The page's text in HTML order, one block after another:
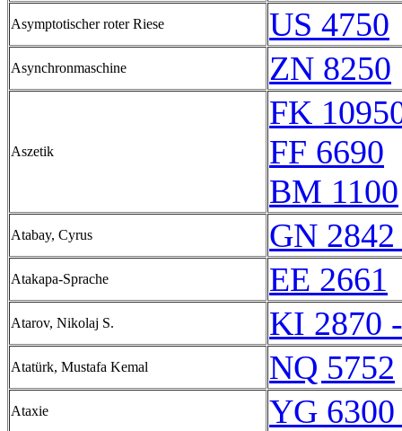
Asymptotischer roter Riese US 4750
Asynchronmaschine ZN 8250
Aszetik
FK
FF 6690
BM 1100
Atabay, Cyrus GN
Atakapa-Sprache EE 2661
Atarov, Nikolaj S. KI 2870
Atatürk, Mustafa Kemal NQ 5752
Ataxie YG